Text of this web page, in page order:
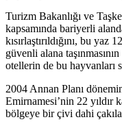
Turizm Bakanlığı ve
kapsamında bariyerli
kısırlaştırıldığını, bu yaz
güvenli alana
otellerin de bu hayvanları
2004 Annan Planı
Emirnamesi’nin 22 yıldır
bölgeye bir çivi dahi